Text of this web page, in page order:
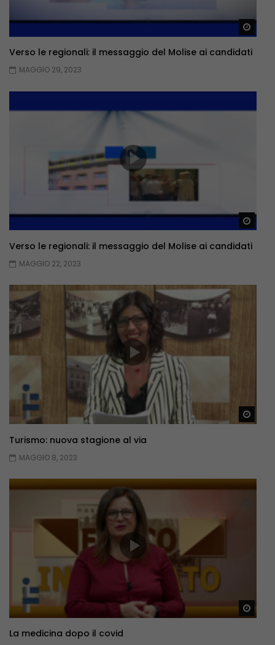
Verso le regionali: il messaggio del Molise ai candidati
MAGGIO 29, 2023
Verso le regionali: il messaggio del Molise ai candidati
MAGGIO 22, 2023
Turismo: nuova stagione al via
MAGGIO 8, 2023
La medicina dopo il covid